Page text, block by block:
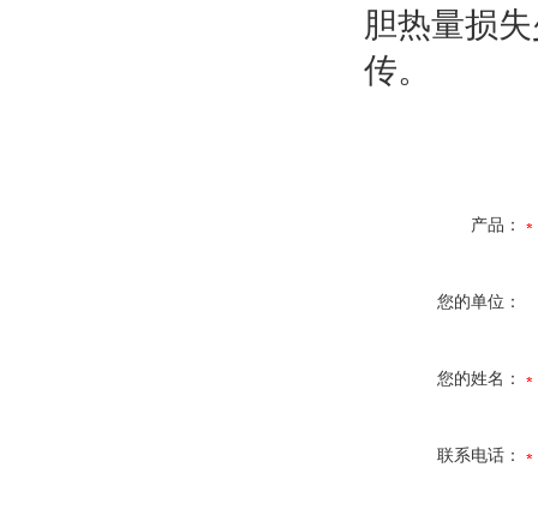
胆热量损
传。
产品：
您的单位：
您的姓名：
联系电话：